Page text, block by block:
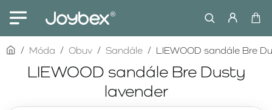
LIEWOOD sandále Bre Dusty
lavender
homeMóda Obuv Sandále LIEWOOD sandále Bre